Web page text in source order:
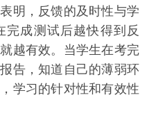
明，反馈的及时性与学
成测试后越快得到反
越有效。当学生在考完
告，知道自己的薄弱环
学习的针对性和有效性